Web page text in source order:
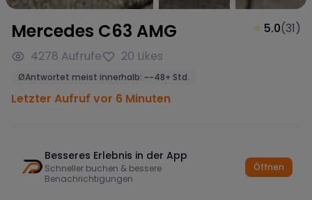
Mercedes C63 AMG
4278 Aufrufe 20 Likes
ØAntwortet meist innerhalb: ~~48+ Std.
⭐ 5.0(31)
Letzter Aufruf vor 6 Minuten
Besseres Erlebnis in der App
Schneller buchen & bessere
Benachrichtigungen
Öffnen